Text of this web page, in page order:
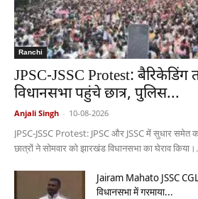
Ranchi
JPSC-JSSC Protest: बैरिकेडिंग
विधानसभा पहुंचे छात्र, पुलिस...
Anjali Singh - 10-08-2026
JPSC-JSSC Protest: JPSC और JSSC में सुधार समेत
छात्रों ने सोमवार को झारखंड विधानसभा का घेराव
Jairam Mahato JSSC
विधानसभा में गरमाया...